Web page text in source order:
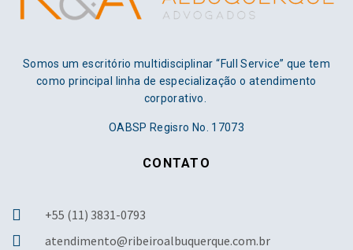
Somos um escritório multidisciplinar “Full Service” que tem
como principal linha de especialização o atendimento
corporativo.
OABSP Regisro No. 17073
CONTATO
+55 (11) 3831-0793
atendimento@ribeiroalbuquerque.com.br